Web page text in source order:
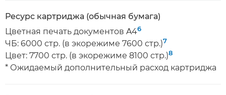
Ресурс картриджа (обычная бумага)
Цветная печать документов A46
ЧБ: 6000 стр. (в экорежиме 7600 стр.)7
Цвет: 7700 стр. (в экорежиме 8100 стр.)8
* Ожидаемый дополнительный расход картриджа